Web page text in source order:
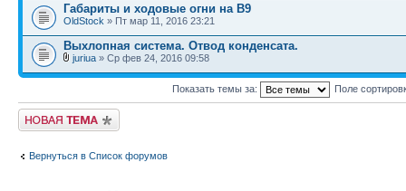
Габариты и ходовые огни на В9
OldStock » Пт мар 11, 2016 23:21
Выхлопная система. Отвод конденсата.
juriua » Ср фев 24, 2016 09:58
Показать темы за: Поле
Новая тема
Вернуться в Список форумов